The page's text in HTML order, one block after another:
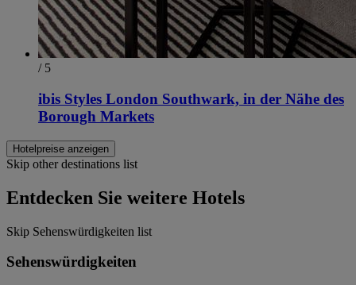
/ 5
ibis Styles London Southwark, in der Nähe des
Borough Markets
Hotelpreise anzeigen
Skip other destinations list
Entdecken Sie weitere Hotels
Skip Sehenswürdigkeiten list
Sehenswürdigkeiten